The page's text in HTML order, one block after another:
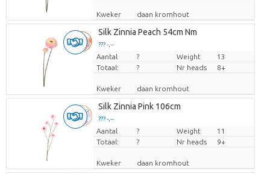
Kweker daan kromhout
Silk Zinnia Peach 54cm Nm
??? -,--
Prijs per stuk
Aantal ? Weight
13
Totaal:
? Nr heads 8+
Kweker daan kromhout
Silk Zinnia Pink 106cm
??? -,--
Prijs per stuk
Aantal ? Weight
11
Totaal:
? Nr heads 9+
Kweker daan kromhout